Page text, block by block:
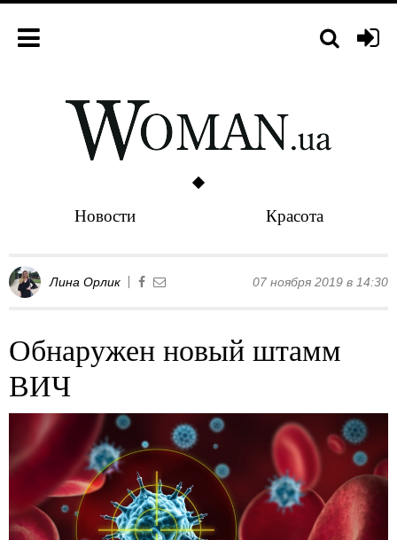
Новости Красота
Лина Орлик 07 ноября 2019 в 14:30
Обнаружен новый штамм
ВИЧ